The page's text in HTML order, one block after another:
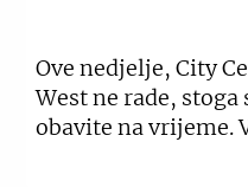
Farmacia mamina
nježnost za prve dane
SAZNAJTE VIŠE
Ove nedjelje, City
West ne rade,
obavite na vrijeme.